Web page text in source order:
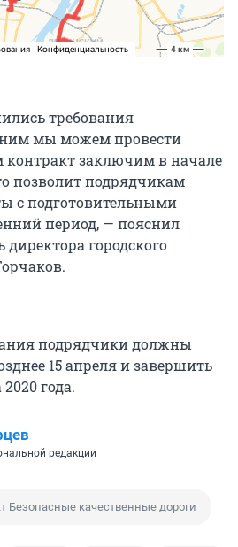
требования
ним мы можем провести
контракт заключим в начале
позволит подрядчикам
с подготовительными
период, — пояснил
городского
подрядчики должны
15 апреля и завершить
года.
редакции
Безопасные качественные дороги